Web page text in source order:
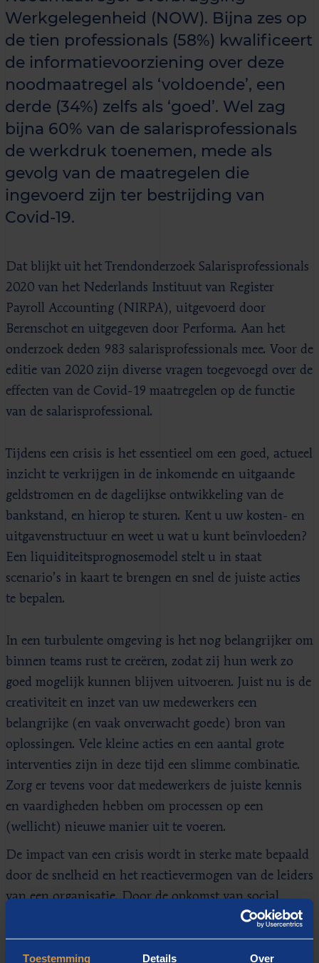
Toestemming Details Over
Werkgelegenheid (NOW). Bijna zes op
de tien professionals (58%) kwalificeert
de informatievoorziening over deze
noodmaatregel als ‘voldoende’, een
derde (34%) zelfs als ‘goed’. Wel zag
bijna 60% van de salarisprofessionals
de werkdruk toenemen, mede als
gevolg van de maatregelen die
ingevoerd zijn ter bestrijding van
Covid-19.
Dat blijkt uit het Trendonderzoek Salarisprofessionals
2020 van het Nederlands Instituut van Register
Payroll Accounting (NIRPA), uitgevoerd door
Berenschot en uitgegeven door Performa. Aan het
onderzoek deden 983 salarisprofessionals mee. Voor de
editie van 2020 zijn diverse vragen toegevoegd over de
effecten van de Covid-19 maatregelen op de functie
van de salarisprofessional.
Tijdens een crisis is het essentieel om een goed, actueel
inzicht te verkrijgen in de inkomende en uitgaande
geldstromen en de dagelijkse ontwikkeling van de
bankstand, en hierop te sturen. Kent u uw kosten- en
uitgavenstructuur en weet u wat u kunt beïnvloeden?
Een liquiditeitsprognosemodel stelt u in staat
scenario’s in kaart te brengen en snel de juiste acties
te bepalen.
In een turbulente omgeving is het nog belangrijker om
binnen teams rust te creëren, zodat zij hun werk zo
goed mogelijk kunnen blijven uitvoeren. Juist nu is de
creativiteit en inzet van uw medewerkers een
belangrijke (en vaak onverwacht goede) bron van
oplossingen. Vele kleine acties en een aantal grote
interventies zijn in deze tijd een slimme combinatie.
Zorg er tevens voor dat medewerkers de juiste kennis
en vaardigheden hebben om processen op een
(wellicht) nieuwe manier uit te voeren.
De impact van een crisis wordt in sterke mate bepaald
door de snelheid en het reactievermogen van de leiders
van een organisatie. Door de opkomst van social
media ligt hun handelwijze in crisissituaties steeds
meer onder een vergrootglas.